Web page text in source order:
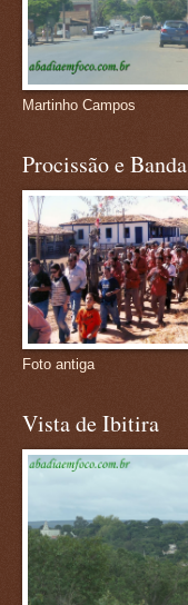
Martinho Campos
Procissão e Banda
Foto antiga
Vista de Ibitira